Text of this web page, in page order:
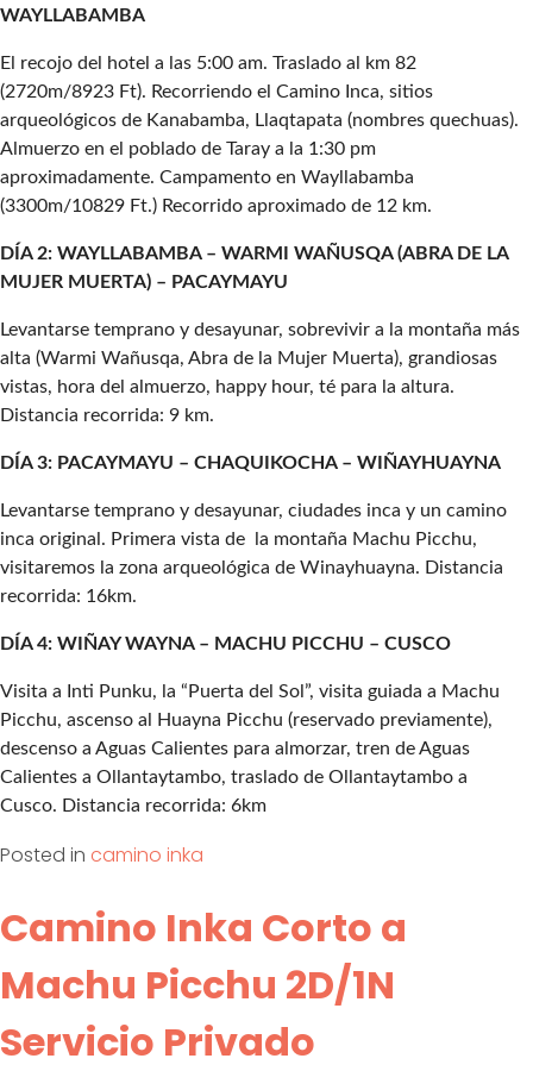
WAYLLABAMBA
El recojo del hotel a las 5:00 am. Traslado al km 82
(2720m/8923 Ft). Recorriendo el Camino Inca, sitios
arqueológicos de Kanabamba, Llaqtapata (nombres quechuas).
Almuerzo en el poblado de Taray a la 1:30 pm
aproximadamente. Campamento en Wayllabamba
(3300m/10829 Ft.) Recorrido aproximado de 12 km.
DÍA 2: WAYLLABAMBA – WARMI WAÑUSQA (ABRA DE LA
MUJER MUERTA) – PACAYMAYU
Levantarse temprano y desayunar, sobrevivir a la montaña más
alta (Warmi Wañusqa, Abra de la Mujer Muerta), grandiosas
vistas, hora del almuerzo, happy hour, té para la altura.
Distancia recorrida: 9 km.
DÍA 3: PACAYMAYU – CHAQUIKOCHA – WIÑAYHUAYNA
Levantarse temprano y desayunar, ciudades inca y un camino
inca original. Primera vista de la montaña Machu Picchu,
visitaremos la zona arqueológica de Winayhuayna. Distancia
recorrida: 16km.
DÍA 4: WIÑAY WAYNA – MACHU PICCHU – CUSCO
Visita a Inti Punku, la “Puerta del Sol”, visita guiada a Machu
Picchu, ascenso al Huayna Picchu (reservado previamente),
descenso a Aguas Calientes para almorzar, tren de Aguas
Calientes a Ollantaytambo, traslado de Ollantaytambo a
Cusco. Distancia recorrida: 6km
Posted in camino inka
Camino Inka Corto a
Machu Picchu 2D/1N
Servicio Privado